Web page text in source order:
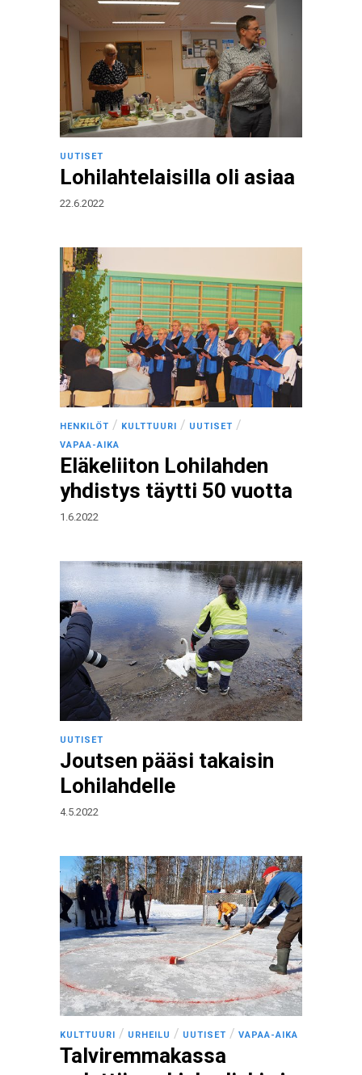
UUTISET
Lohilahtelaisilla oli asiaa
22.6.2022
HENKILÖT / KULTTUURI / UUTISET /
VAPAA-AIKA
Eläkeliiton Lohilahden
yhdistys täytti 50 vuotta
1.6.2022
UUTISET
Joutsen pääsi takaisin
Lohilahdelle
4.5.2022
KULTTUURI / URHEILU / UUTISET / VAPAA-AIKA
Talviremmakassa